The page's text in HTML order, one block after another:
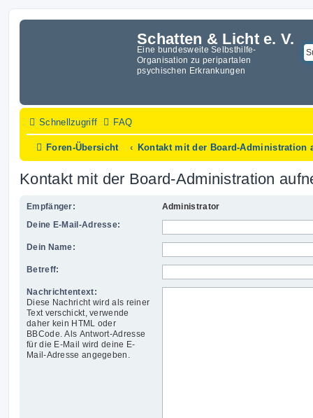
Schatten & Licht e. V.
Eine bundesweite Selbsthilfe-
Organisation zu peripartalen
psychischen Erkrankungen
Schnellzugriff FAQ
Foren-Übersicht Kontakt mit der Board-Administration
Kontakt mit der Board-Administration
Empfänger:
Administrator
Deine E-Mail-Adresse:
Dein Name:
Betreff:
Nachrichtentext:
Diese Nachricht wird als reiner
Text verschickt, verwende
daher kein HTML oder
BBCode. Als Antwort-Adresse
für die E-Mail wird deine E-
Mail-Adresse angegeben.